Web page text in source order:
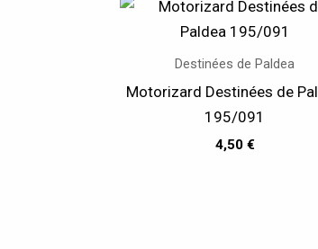
Destinées de Paldea
Motorizard Destinées de
195/091
4,50 €